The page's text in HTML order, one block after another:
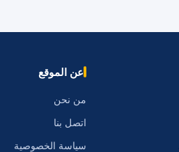
عن الموقع
من نحن
اتصل بنا
سياسة الخصوصية